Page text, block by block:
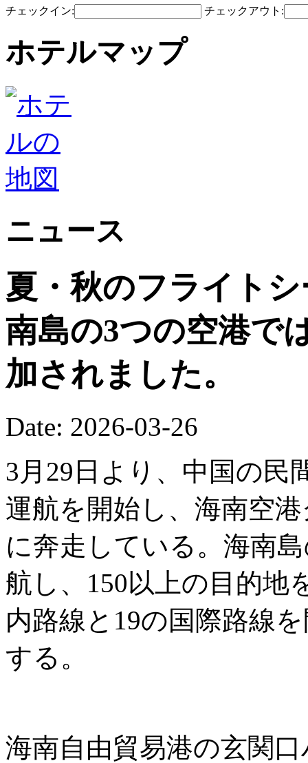
チェックイン: チェックアウト:
ホテルマップ
ニュース
夏・秋のフライト
南島の3つの空港で
加されました。
Date: 2026-03-26
3月29日より、中国の民
運航を開始し、海南空
に奔走している。海南
航し、150以上の目的地
内路線と19の国際路線
する。
海南自由貿易港の玄関